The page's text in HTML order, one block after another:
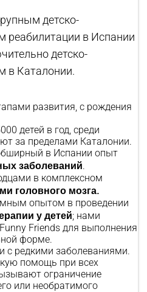
детско-
реабилитации в Испании
детско-
в Каталонии.
развития, с рождения
детей в год, среди
за пределами Каталонии.
в Испании опыт
заболеваний.
в комплексном
головного мозга.
опытом в проведении
у детей; нами
Friends для выполнения
форме.
с редкими заболеваниями.
помощь при всех
ограничение
или необратимого